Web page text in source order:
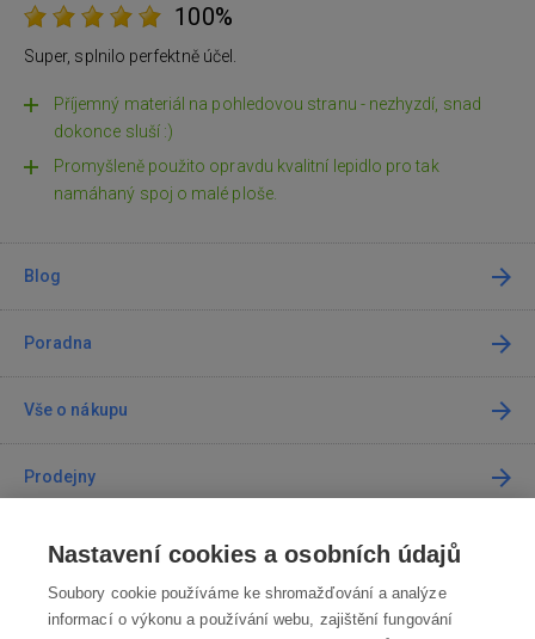
100%
Super, splnilo perfektně účel.
Příjemný materiál na pohledovou stranu - nezhyzdí, snad
dokonce sluší :)
Promyšleně použito opravdu kvalitní lepidlo pro tak
namáhaný spoj o malé ploše.
Blog
Poradna
Vše o nákupu
Prodejny
Kontakt
Kontaktujte nás
Nastavení cookies a osobních údajů
Soubory cookie používáme ke shromažďování a analýze
informací o výkonu a používání webu, zajištění fungování